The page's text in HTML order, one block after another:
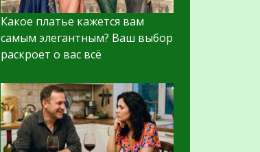
Какое платье кажется вам
самым элегантным? Ваш выбор
раскроет о вас всё